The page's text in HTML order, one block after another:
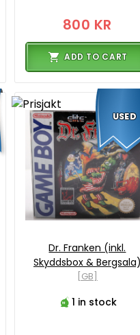
800 KR
ADD TO CART
Dr. Franken (inkl.
Skyddsbox & Bergsala)
[GB]
1 in stock
USED